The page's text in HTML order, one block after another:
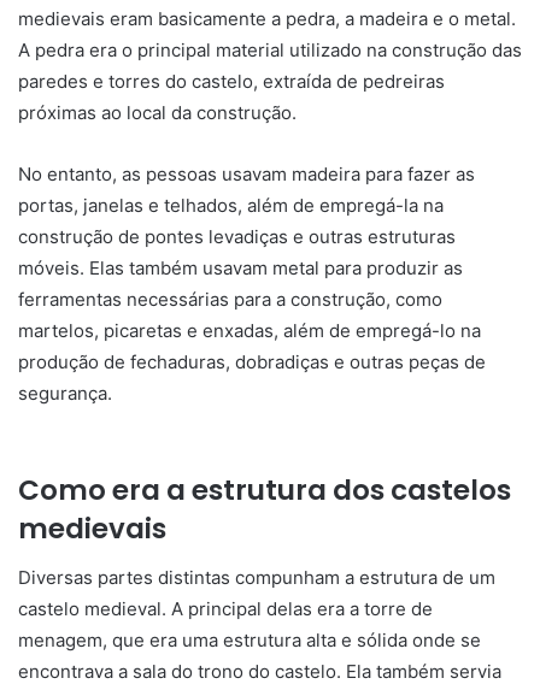
medievais eram basicamente a pedra, a madeira e o metal.
A pedra era o principal material utilizado na construção das
paredes e torres do castelo, extraída de pedreiras
próximas ao local da construção.
No entanto, as pessoas usavam madeira para fazer as
portas, janelas e telhados, além de empregá-la na
construção de pontes levadiças e outras estruturas
móveis. Elas também usavam metal para produzir as
ferramentas necessárias para a construção, como
martelos, picaretas e enxadas, além de empregá-lo na
produção de fechaduras, dobradiças e outras peças de
segurança.
Como era a estrutura dos castelos
medievais
Diversas partes distintas compunham a estrutura de um
castelo medieval. A principal delas era a torre de
menagem, que era uma estrutura alta e sólida onde se
encontrava a sala do trono do castelo. Ela também servia